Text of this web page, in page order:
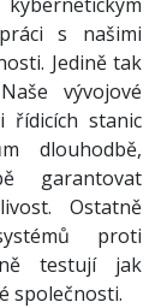
s našimi
Jedině tak
vývojové
řídicích stanic
dlouhodbě,
garantovat
Ostatně
proti
testují jak
společnosti.